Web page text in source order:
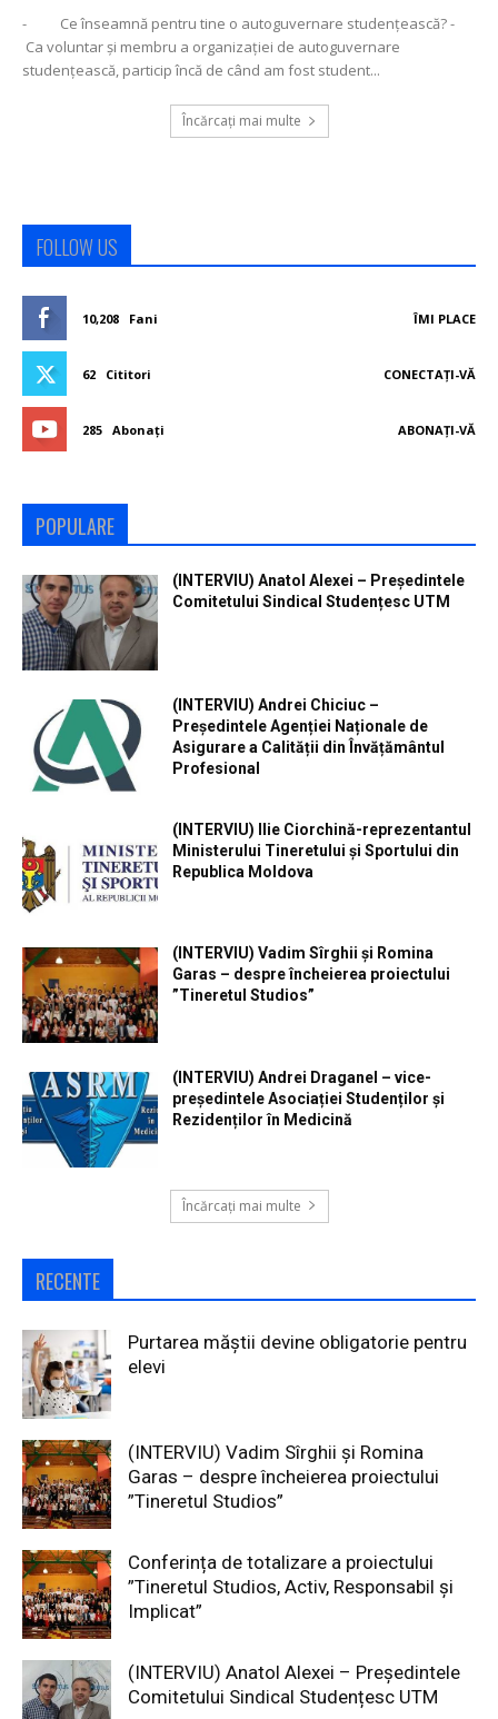
- Ce înseamnă pentru tine o autoguvernare studențească? -
Ca voluntar și membru a organizației de autoguvernare
studențească, particip încă de când am fost student...
Încărcați mai multe
FOLLOW US
10,208 Fani ÎMI PLACE
62 Cititori CONECTAȚI-VĂ
285 Abonați ABONAȚI-VĂ
POPULARE
(INTERVIU) Anatol Alexei – Președintele
Comitetului Sindical Studențesc UTM
(INTERVIU) Andrei Chiciuc –
Președintele Agenției Naționale de
Asigurare a Calității din Învățământul
Profesional
(INTERVIU) Ilie Ciorchină-reprezentantul
Ministerului Tineretului și Sportului din
Republica Moldova
(INTERVIU) Vadim Sîrghii și Romina
Garas – despre încheierea proiectului
”Tineretul Studios”
(INTERVIU) Andrei Draganel – vice-
președintele Asociației Studenților și
Rezidenților în Medicină
Încărcați mai multe
RECENTE
Purtarea măștii devine obligatorie pentru
elevi
(INTERVIU) Vadim Sîrghii și Romina
Garas – despre încheierea proiectului
”Tineretul Studios”
Conferința de totalizare a proiectului
”Tineretul Studios, Activ, Responsabil și
Implicat”
(INTERVIU) Anatol Alexei – Președintele
Comitetului Sindical Studențesc UTM